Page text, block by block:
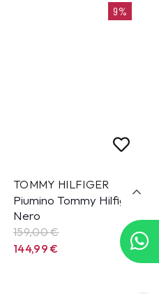
9%
TOMMY HILFIGER
Piumino Tommy Hilfiger
Nero
159,00 €
144,99€